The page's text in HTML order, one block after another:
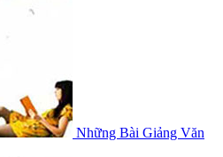
Những Bài Giảng Văn